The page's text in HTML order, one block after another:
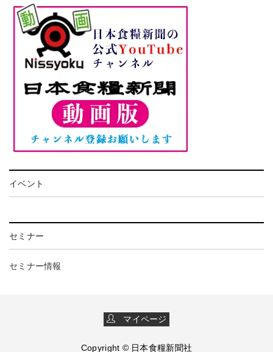
イベント
セミナー
セミナー情報
マイページ
Copyright © 日本食糧新聞社